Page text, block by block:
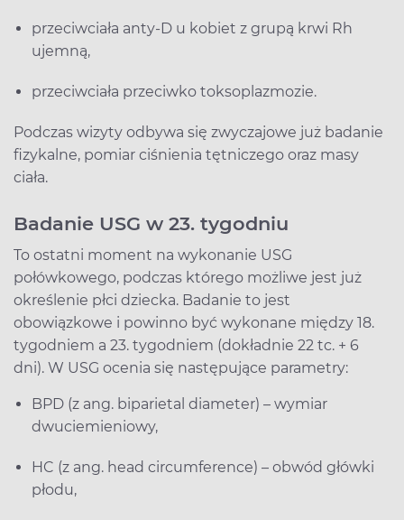
przeciwciała anty-D u kobiet z grupą krwi Rh
ujemną,
przeciwciała przeciwko toksoplazmozie.
Podczas wizyty odbywa się zwyczajowe już badanie
fizykalne, pomiar ciśnienia tętniczego oraz masy
ciała.
Badanie USG w 23. tygodniu
To ostatni moment na wykonanie USG
połówkowego, podczas którego możliwe jest już
określenie płci dziecka. Badanie to jest
obowiązkowe i powinno być wykonane między 18.
tygodniem a 23. tygodniem (dokładnie 22 tc. + 6
dni). W USG ocenia się następujące parametry:
BPD (z ang. biparietal diameter) – wymiar
dwuciemieniowy,
HC (z ang. head circumference) – obwód główki
płodu,